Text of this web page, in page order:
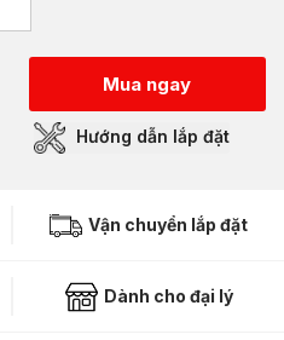
Mua ngay
Hướng dẫn lắp đặt
Vận chuyển lắp đặt
Dành cho đại lý